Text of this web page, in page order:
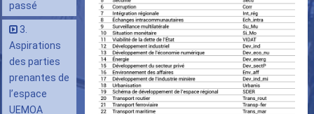
passé
3.
Aspirations
des parties
prenantes de
l’espace
UEMOA